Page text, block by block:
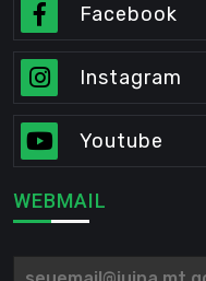
Facebook
Instagram
Youtube
WEBMAIL